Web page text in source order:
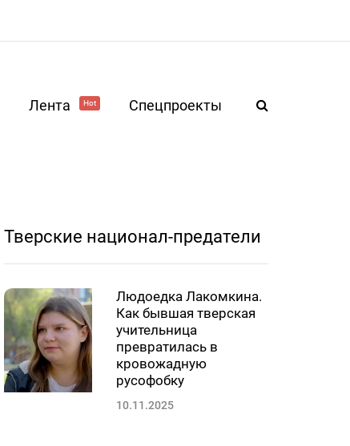
Лента Hot Спецпроекты
Тверские национал-предатели
Людоедка Лакомкина.
Как бывшая тверская
учительница
превратилась в
кровожадную
русофобку
10.11.2025